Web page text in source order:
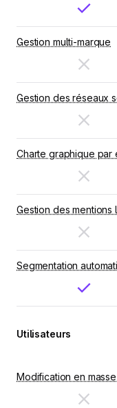
Gestion multi-marque
Gestion des réseaux
Charte graphique par
Gestion des mentions
Segmentation
Utilisateurs
Modification en masse